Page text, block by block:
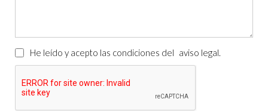
He leído y acepto las condiciones del aviso legal.